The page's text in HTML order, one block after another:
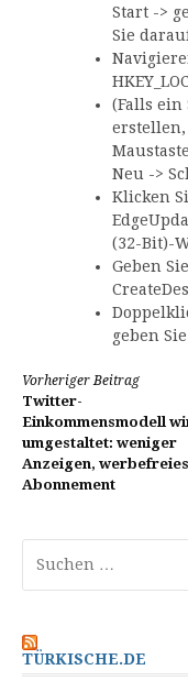
Start ->
Sie
(Falls ein
Neu ->
Klicken
(32-Bit)-
Geben
geben
Vorheriger Beitrag
Twitter-
Einkommensmodell
umgestaltet: weniger
Anzeigen, werbefreies
Abonnement
nach:
TÜRKISCHE.DE